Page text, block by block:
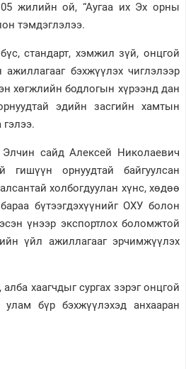
жилийн ой, “Аугаа их Эх орны
тэмдэглэлээ.
стандарт, хэмжил зүй, онцгой
бэхжүүлэх чиглэлээр
хөгжлийн бодлогын хүрээнд дан
эдийн засгийн хамтын
сайд Алексей Николаевич
орнуудтай байгуулсан
холбогдуулан хүнс, хөдөө
бүтээгдэхүүнийг ОХУ болон
үнээр экспортлох боломжтой
үйл ажиллагааг эрчимжүүлэх
хаагчдыг сургах зэрэг онцгой
бүр бэхжүүлэхэд анхааран